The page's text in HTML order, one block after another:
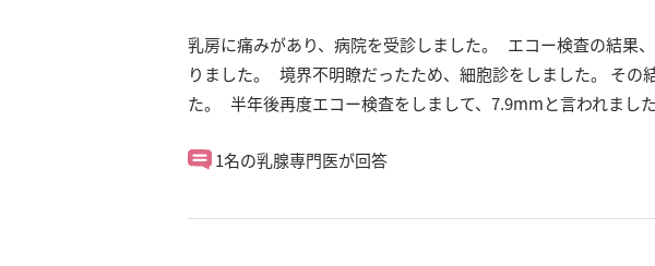
乳房に痛みがあり、病院を受診しました。 エコー検査の結果
りました。 境界不明瞭だったため、細胞診をしました。 その
た。 半年後再度エコー検査をしまして、7.9mmと言われまし
1名の乳腺専門医が回答